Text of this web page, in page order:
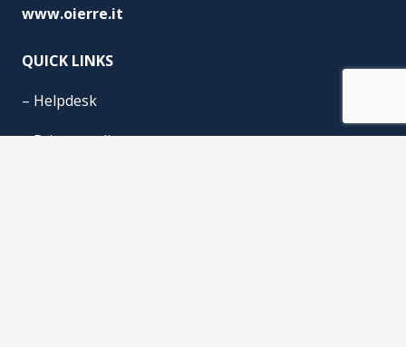
www.oierre.it
QUICK LINKS
– Helpdesk
–Privacy policy